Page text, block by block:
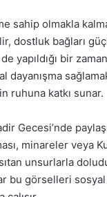
sahip olmakla
dostluk bağları
yapıldığı bir
ruhuna katkı sunar.
Gecesi’nde
minareler veya
unsurlarla
bu görselleri